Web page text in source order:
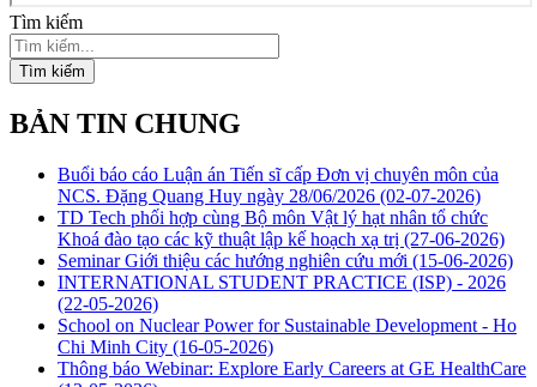
Tìm kiếm
Tìm kiếm
BẢN TIN CHUNG
Buổi báo cáo Luận án Tiến sĩ cấp Đơn vị chuyên môn của
NCS. Đặng Quang Huy ngày 28/06/2026 (02-07-2026)
TD Tech phối hợp cùng Bộ môn Vật lý hạt nhân tổ chức
Khoá đào tạo các kỹ thuật lập kế hoạch xạ trị (27-06-2026)
Seminar Giới thiệu các hướng nghiên cứu mới (15-06-2026)
INTERNATIONAL STUDENT PRACTICE (ISP) - 2026
(22-05-2026)
School on Nuclear Power for Sustainable Development - Ho
Chi Minh City (16-05-2026)
Thông báo Webinar: Explore Early Careers at GE HealthCare